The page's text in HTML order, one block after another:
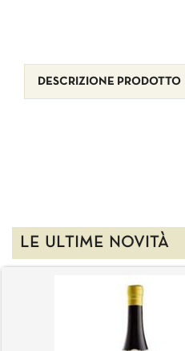
DESCRIZIONE PRODOTTO
LE ULTIME NOVITÀ